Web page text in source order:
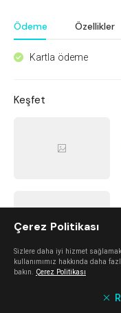
Ödeme Özellikler
^ Kartla ödeme
Keşfet
Çerez Politikası
Sizlere daha iyi hizmet
kullanımımız hakkında daha
bakın. Çerez Politikası